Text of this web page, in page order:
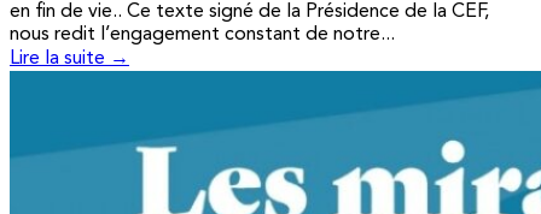
en fin de vie.. Ce texte signé de la Présidence de la CEF,
nous redit l’engagement constant de notre...
Lire la suite →